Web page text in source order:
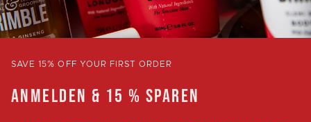
SAVE 15% OFF YOUR FIRST ORDER
ANMELDEN & 15 % SPAREN